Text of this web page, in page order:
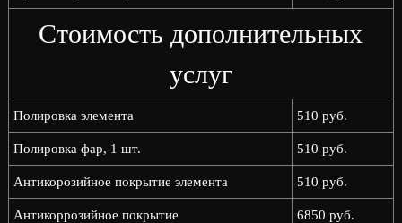
Стоимость дополнительных
услуг
Полировка элемента 510 руб.
Полировка фар, 1 шт. 510 руб.
Антикорозийное покрытие элемента 510 руб.
Антикоррозийное покрытие 6850 руб.